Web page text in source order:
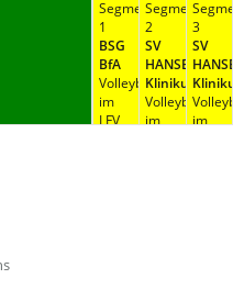
Segment
1
BSG
BfA
Volleyball
im
LFV
Segment
2
SV
HANSE-
Klinikum
Volleyball
im
3
SV
im